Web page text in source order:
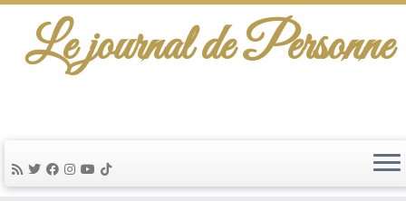
Le journal de Personne